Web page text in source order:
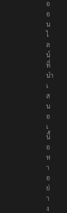
อ
อ
น
ไ
ล
น์
ที่
นำ
เ
ส
น
อ
เ
นื้
อ
ห
า
อ
ย่
า
ง